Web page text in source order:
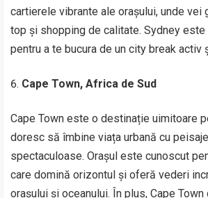
cartierele vibrante ale orașului, unde vei
top și shopping de calitate. Sydney
pentru a te bucura de un city break activ
Cape Town, Africa de Sud
Cape Town este o destinație uimitoare
doresc să îmbine viața urbană cu
spectaculoase. Orașul este cunoscut
care domină orizontul și oferă vederi
orașului și oceanului. În plus, Cape